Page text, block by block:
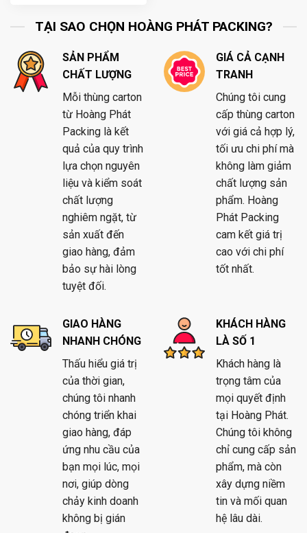
TẠI SAO CHỌN HOÀNG PHÁT PACKING?
SẢN PHẨM
CHẤT LƯỢNG
Mỗi thùng carton
từ Hoàng Phát
Packing là kết
quả của quy trình
lựa chọn nguyên
liệu và kiểm soát
chất lượng
nghiêm ngặt, từ
sản xuất đến
giao hàng, đảm
bảo sự hài lòng
tuyệt đối.
GIÁ CẢ CẠNH
TRANH
Chúng tôi cung
cấp thùng carton
với giá cả hợp lý,
tối ưu chi phí mà
không làm giảm
chất lượng sản
phẩm. Hoàng
Phát Packing
cam kết giá trị
cao với chi phí
tốt nhất.
GIAO HÀNG
NHANH CHÓNG
Thấu hiểu giá trị
của thời gian,
chúng tôi nhanh
chóng triển khai
giao hàng, đáp
ứng nhu cầu của
bạn mọi lúc, mọi
nơi, giúp dòng
chảy kinh doanh
không bị gián
KHÁCH HÀNG
LÀ SỐ 1
Khách hàng là
trọng tâm của
mọi quyết định
tại Hoàng Phát.
Chúng tôi không
chỉ cung cấp sản
phẩm, mà còn
xây dựng niềm
tin và mối quan
hệ lâu dài.